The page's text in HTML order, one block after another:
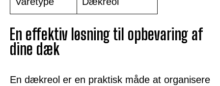
En effektiv løsning til opbevaring af
dine dæk
En dækreol er en praktisk måde at organisere